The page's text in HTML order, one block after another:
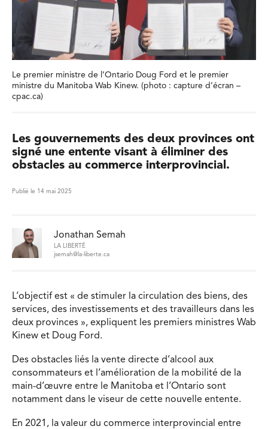
Le premier ministre de l’Ontario Doug Ford et le premier
ministre du Manitoba Wab Kinew. (photo : capture d’écran –
cpac.ca)
Les gouvernements des deux provinces ont
signé une entente visant à éliminer des
obstacles au commerce interprovincial.
Publié le 14 mai 2025
Jonathan Semah
LA LIBERTÉ
jsemah@la-liberte.ca
L’objectif est « de stimuler la circulation des biens, des
services, des investissements et des travailleurs dans les
deux provinces », expliquent les premiers ministres Wab
Kinew et Doug Ford.
Des obstacles liés la vente directe d’alcool aux
consommateurs et l’amélioration de la mobilité de la
main-d’œuvre entre le Manitoba et l’Ontario sont
notamment dans le viseur de cette nouvelle entente.
En 2021, la valeur du commerce interprovincial entre